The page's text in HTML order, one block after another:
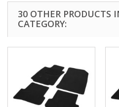
30 OTHER PRODUCTS
CATEGORY: